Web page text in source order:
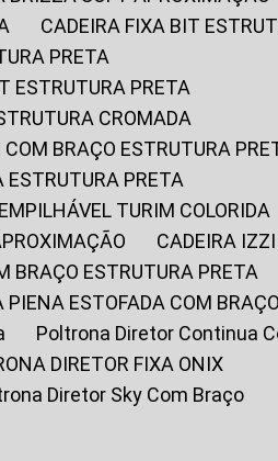
CADEIRA FIXA BIT
PRETA
ESTRUTURA PRETA
CROMADA
COM BRAÇO ESTRUTURA
ESTRUTURA PRETA
TURIM COLORIDA
CADEIRA
BRAÇO ESTRUTURA PRETA
PIENA ESTOFADA COM
Poltrona Diretor Continua
DIRETOR FIXA ONIX
Diretor Sky Com Braço